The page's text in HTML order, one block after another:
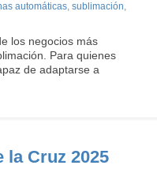
automáticas, sublimación,
los negocios más
Para quienes
de adaptarse a
la Cruz 2025